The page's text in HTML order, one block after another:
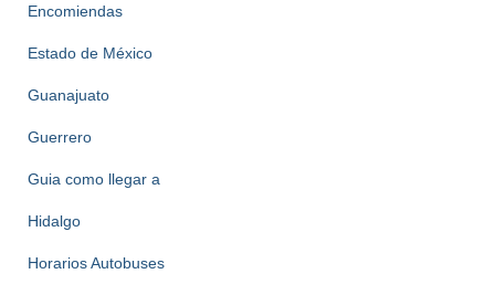
Encomiendas
Estado de México
Guanajuato
Guerrero
Guia como llegar a
Hidalgo
Horarios Autobuses